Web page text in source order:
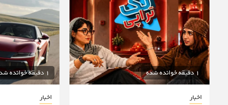
1 دقیقه خوانده شده
اخبار
1 دقیقه خوانده شده
اخبار